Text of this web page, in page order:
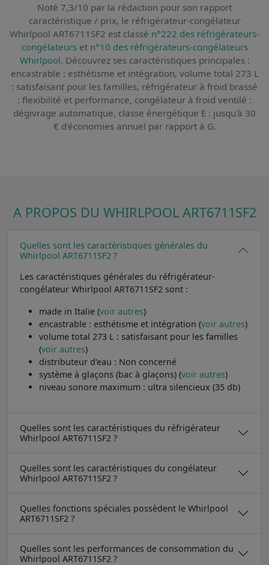
Noté 7,3/10 par la rédaction pour son rapport
caractéristique / prix, le réfrigérateur-congélateur
Whirlpool ART6711SF2 est classé n°222 des réfrigérateurs-
congélateurset n°10 des réfrigérateurs-congélateurs
Whirlpool. Découvrez ses caractéristiques principales :
encastrable : esthétisme et intégration, volume total 273 L
: satisfaisant pour les familles, réfrigérateur à froid brassé
: flexibilité et performance, congélateur à froid ventilé :
dégivrage automatique, classe énergétique E : jusqu'à 30
€ d'économies annuel par rapport à G.
A PROPOS DU WHIRLPOOL ART6711SF2
Quelles sont les caractéristiques générales du
Whirlpool ART6711SF2 ?
Les caractéristiques générales du réfrigérateur-
congélateur Whirlpool ART6711SF2 sont :
made in Italie (voir autres)
encastrable : esthétisme et intégration (voir autres)
volume total 273 L : satisfaisant pour les familles
(voir autres)
distributeur d'eau : Non concerné
système à glaçons (bac à glaçons) (voir autres)
niveau sonore maximum : ultra silencieux (35 db)
Quelles sont les caractéristiques du réfrigérateur
Whirlpool ART6711SF2 ?
Quelles sont les caractéristiques du congélateur
Whirlpool ART6711SF2 ?
Quelles fonctions spéciales possèdent le Whirlpool
ART6711SF2 ?
Quelles sont les performances de consommation du
Whirlpool ART6711SF2 ?